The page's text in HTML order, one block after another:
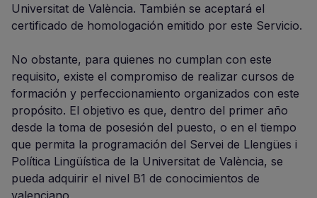
Universitat de València. También se aceptará el
certificado de homologación emitido por este Servicio.
No obstante, para quienes no cumplan con este
requisito, existe el compromiso de realizar cursos de
formación y perfeccionamiento organizados con este
propósito. El objetivo es que, dentro del primer año
desde la toma de posesión del puesto, o en el tiempo
que permita la programación del Servei de Llengües i
Política Lingüística de la Universitat de València, se
pueda adquirir el nivel B1 de conocimientos de
valenciano.